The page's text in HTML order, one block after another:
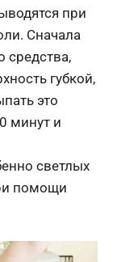
при
Сначала
средства,
губкой,
это
минут и
светлых
помощи